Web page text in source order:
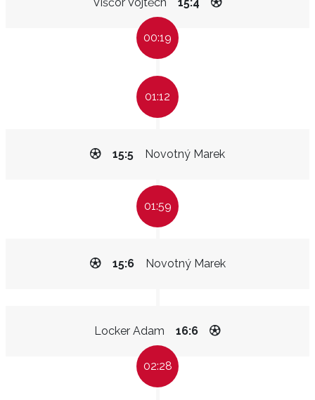
00:19
01:12
Novotný Marek
15:5
01:59
Novotný Marek
15:6
Locker Adam 16:6
02:28